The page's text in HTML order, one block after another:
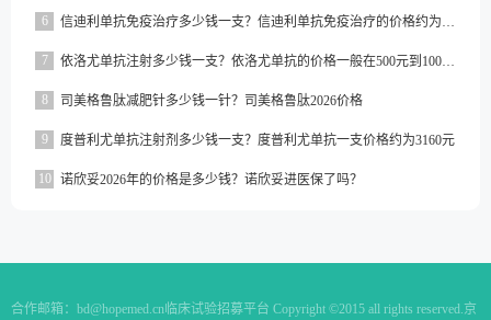
6 信迪利单抗免疫治疗多少钱一支？信迪利单抗免疫治疗的价格约为2843元一支
7 依洛尤单抗注射多少钱一支？依洛尤单抗的价格一般在500元到1000元之间一支
8 司美格鲁肽减肥针多少钱一针？司美格鲁肽2026价格
9 度普利尤单抗注射剂多少钱一支？度普利尤单抗一支价格约为3160元
10 诺欣妥2026年的价格是多少钱？诺欣妥进医保了吗？
合作邮箱： bd@hopemed.cn临床试验招募平台 Copyright ©2015 all rights reserved.京